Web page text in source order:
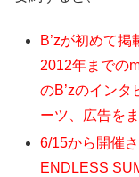
B’zが初めて
2012年までの
のB’zのインタ
ーツ、広告を
6/15から開催
ENDLESS